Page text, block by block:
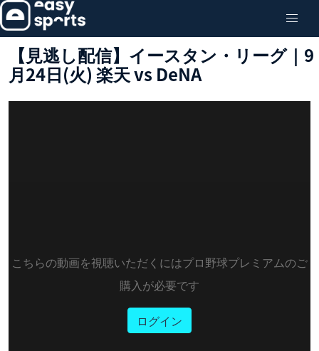
【見逃し配信】イースタン・リーグ｜9
月24日(火) 楽天 vs DeNA
こちらの動画を視聴いただくにはプロ野球プレミアムのご
購入が必要です
ログイン